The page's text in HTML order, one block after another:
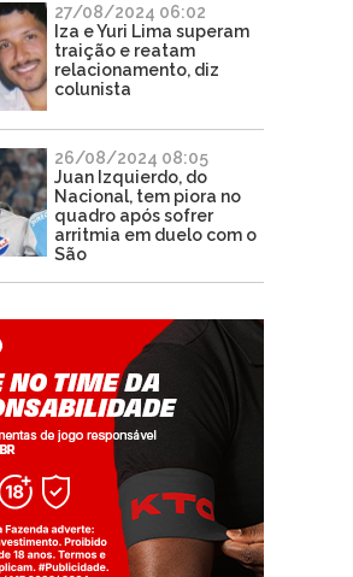
27/08/2024 06:02
Iza e Yuri Lima superam
traição e reatam
relacionamento, diz
colunista
26/08/2024 08:05
Juan Izquierdo, do
Nacional, tem piora no
quadro após sofrer
arritmia em duelo com o
São